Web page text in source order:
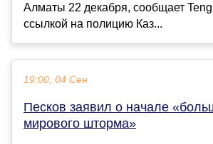
Алматы 22 декабря, сообщает
ссылкой на полицию Каз...
19:00, 04 Сен
Песков заявил о начале
мирового шторма»